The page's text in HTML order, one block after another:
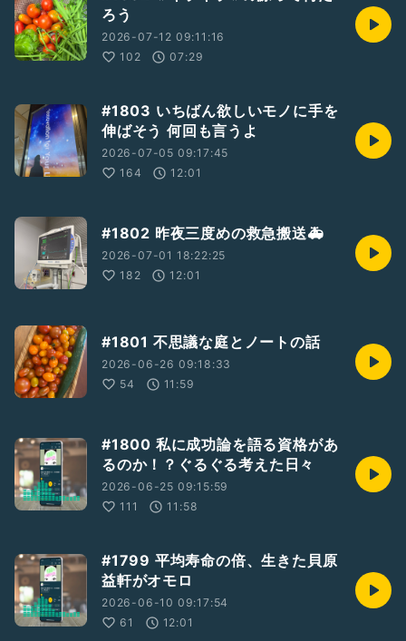
ろう
2026-07-12 09:11:16
102
07:29
#1803 いちばん欲しいモノに手を
伸ばそう 何回も言うよ
2026-07-05 09:17:45
164
12:01
#1802 昨夜三度めの救急搬送🚑
2026-07-01 18:22:25
182
12:01
#1801 不思議な庭とノートの話
2026-06-26 09:18:33
54
11:59
#1800 私に成功論を語る資格があ
るのか！？ぐるぐる考えた日々
2026-06-25 09:15:59
111
11:58
#1799 平均寿命の倍、生きた貝原
益軒がオモロ
2026-06-10 09:17:54
61
12:01